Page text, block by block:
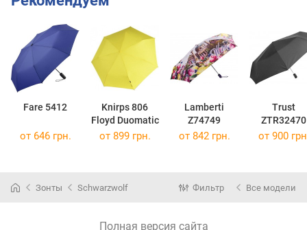
Fare 5412
Knirps 806
Floyd Duomatic
Lamberti
Z74749
Trust
ZTR32470
от 646 грн. от 899 грн. от 842 грн. от 900
Зонты Schwarzwolf Фильтр Все модели
Полная версия сайта